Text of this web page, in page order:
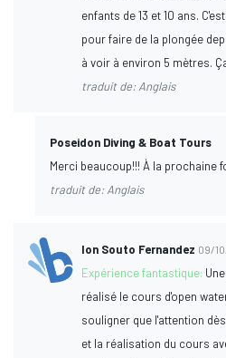
enfants de 13 et 10 ans.
pour faire de la plongée
à voir à environ 5 mètres.
traduit de: Anglais
Poseidon Diving & Boat Tours
Merci beaucoup!!! À la prochaine
traduit de: Anglais
Ion Souto Fernandez 09/
Expérience fantastique:
réalisé le cours d'open
souligner que l'attention
et la réalisation du cours